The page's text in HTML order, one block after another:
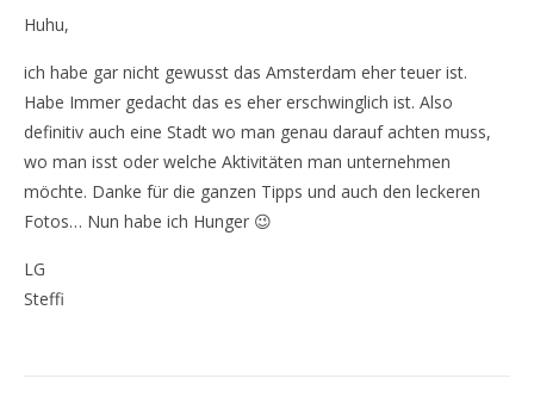
Huhu,
ich habe gar nicht gewusst das Amsterdam eher teuer ist.
Habe Immer gedacht das es eher erschwinglich ist. Also
definitiv auch eine Stadt wo man genau darauf achten muss,
wo man isst oder welche Aktivitäten man unternehmen
möchte. Danke für die ganzen Tipps und auch den leckeren
Fotos… Nun habe ich Hunger 😉
LG
Steffi